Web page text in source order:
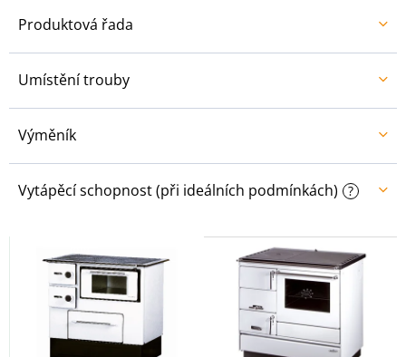
Produktová řada
Umístění trouby
Výměník
Vytápěcí schopnost (při ideálních podmínkách) ?
V